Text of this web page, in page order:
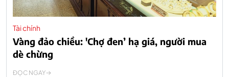
Tài chính
Vàng đảo chiều: 'Chợ đen’ hạ giá, người mua
dè chừng
ĐỌC NGAY